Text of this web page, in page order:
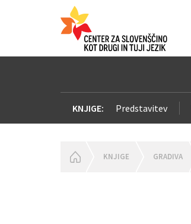
KNJIGE: Predstavitev
HOMEPAGE
KNJIGE GRADIVA